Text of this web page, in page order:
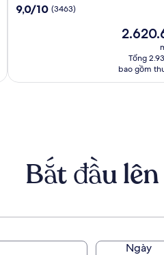
near
9.0
9,0/10 (3463)
Giá
tại
là
Tổng
bao gồm
Bắt đầu
Ngày